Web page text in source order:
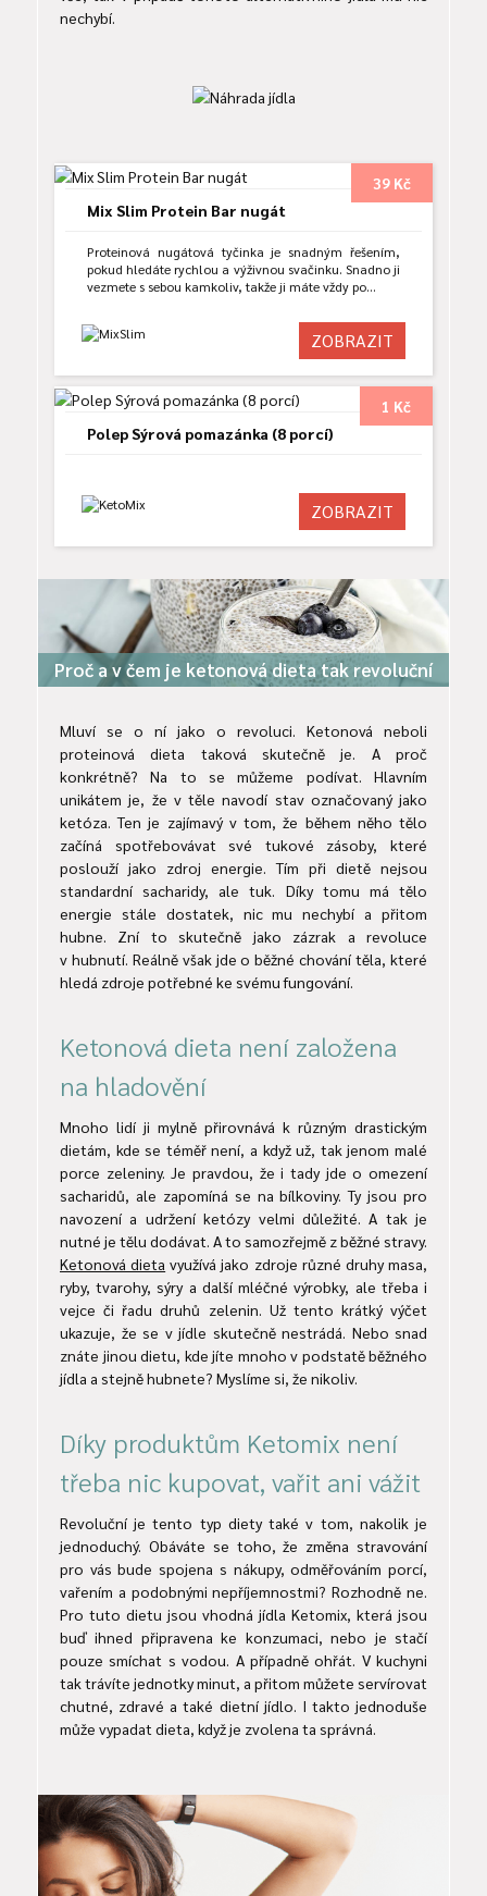
nechybí.
39 Kč
Mix Slim Protein Bar nugát
Proteinová nugátová tyčinka je snadným řešením,
pokud hledáte rychlou a výživnou svačinku. Snadno ji
vezmete s sebou kamkoliv, takže ji máte vždy po…
ZOBRAZIT
1 Kč
Polep Sýrová pomazánka (8 porcí)
ZOBRAZIT
Proč a v čem je ketonová dieta tak revoluční
Mluví se o ní jako o revoluci. Ketonová neboli
proteinová dieta taková skutečně je. A proč
konkrétně? Na to se můžeme podívat. Hlavním
unikátem je, že v těle navodí stav označovaný jako
ketóza. Ten je zajímavý v tom, že během něho tělo
začíná spotřebovávat své tukové zásoby, které
poslouží jako zdroj energie. Tím při dietě nejsou
standardní sacharidy, ale tuk. Díky tomu má tělo
energie stále dostatek, nic mu nechybí a přitom
hubne. Zní to skutečně jako zázrak a revoluce
v hubnutí. Reálně však jde o běžné chování těla, které
hledá zdroje potřebné ke svému fungování.
Ketonová dieta není založena
na hladovění
Mnoho lidí ji mylně přirovnává k různým drastickým
dietám, kde se téměř není, a když už, tak jenom malé
porce zeleniny. Je pravdou, že i tady jde o omezení
sacharidů, ale zapomíná se na bílkoviny. Ty jsou pro
navození a udržení ketózy velmi důležité. A tak je
nutné je tělu dodávat. A to samozřejmě z běžné stravy.
Ketonová dieta využívá jako zdroje různé druhy masa,
ryby, tvarohy, sýry a další mléčné výrobky, ale třeba i
vejce či řadu druhů zelenin. Už tento krátký výčet
ukazuje, že se v jídle skutečně nestrádá. Nebo snad
znáte jinou dietu, kde jíte mnoho v podstatě běžného
jídla a stejně hubnete? Myslíme si, že nikoliv.
Díky produktům Ketomix není
třeba nic kupovat, vařit ani vážit
Revoluční je tento typ diety také v tom, nakolik je
jednoduchý. Obáváte se toho, že změna stravování
pro vás bude spojena s nákupy, odměřováním porcí,
vařením a podobnými nepříjemnostmi? Rozhodně ne.
Pro tuto dietu jsou vhodná jídla Ketomix, která jsou
buď ihned připravena ke konzumaci, nebo je stačí
pouze smíchat s vodou. A případně ohřát. V kuchyni
tak trávíte jednotky minut, a přitom můžete servírovat
chutné, zdravé a také dietní jídlo. I takto jednoduše
může vypadat dieta, když je zvolena ta správná.